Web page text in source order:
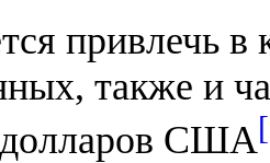
привлечь
также и
США